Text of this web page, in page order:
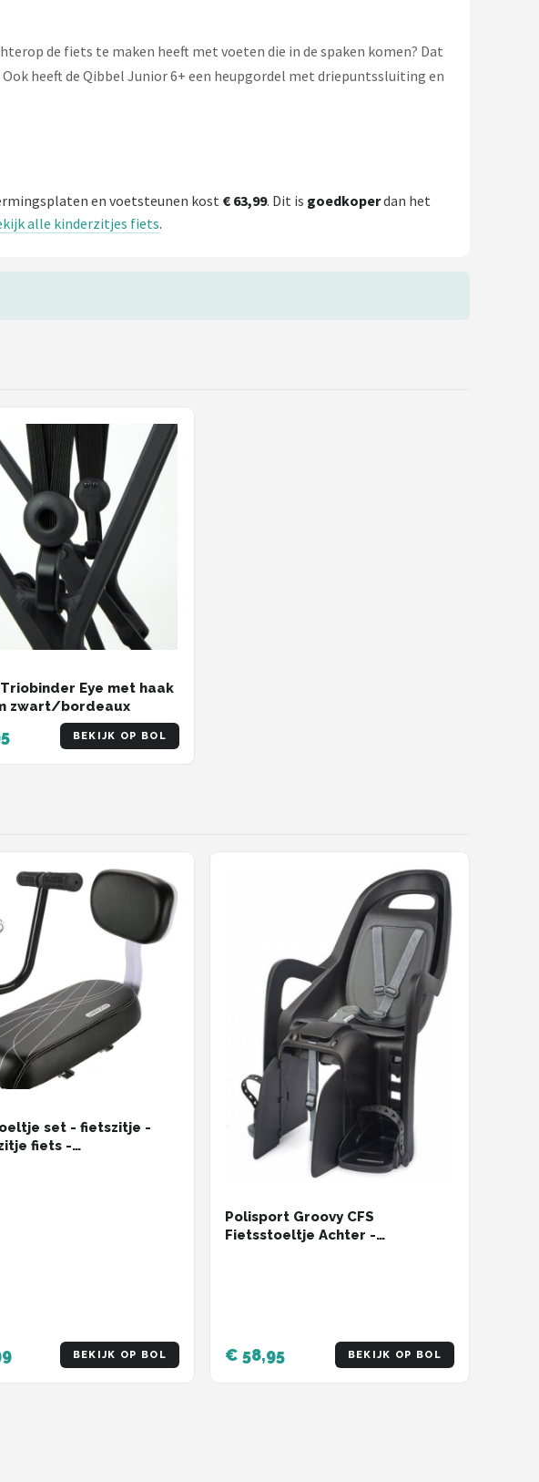
de fiets te maken heeft met voeten die in de spaken komen? Dat
heeft de Qibbel Junior 6+ een heupgordel met driepuntssluiting en
en voetsteunen kost € 63,99. Dit is goedkoperdan het
alle kinderzitjes fiets.
Eye met haak
zwart/bordeaux
BEKIJK OP BOL
set - fietszitje -
fiets -
BEKIJK OP BOL
Polisport Groovy CFS
Fietsstoeltje Achter -
€ 58,95 BEKIJK OP BOL